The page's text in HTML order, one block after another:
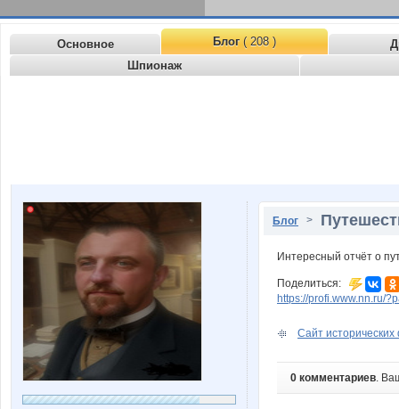
Основное Блог( 208 )
Шпионаж
Блог >
Интересный отчёт о
Поделиться:
https://profi.www.nn.ru/
Сайт
0 комментариев.